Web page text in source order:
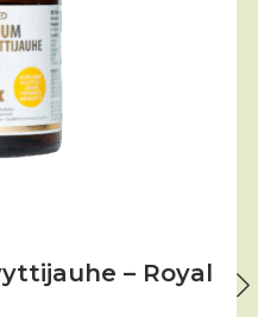
– Royal